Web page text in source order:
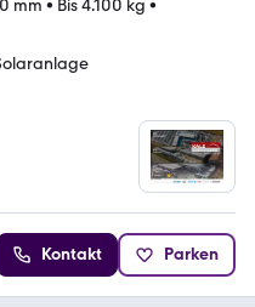
mm • Bis 4.100 kg •
Kontakt Parken